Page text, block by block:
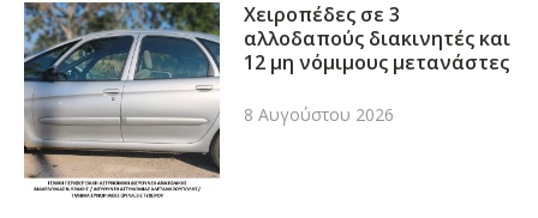
Χειροπέδες σε 3
αλλοδαπούς διακινητές και
12 μη νόμιμους μετανάστες
8 Αυγούστου 2026